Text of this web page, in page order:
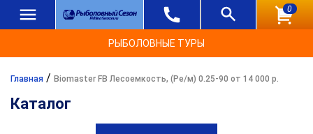
0
РЫБОЛОВНЫЕ ТУРЫ
Главная / Biomaster FB Лесоемкость, (Ре/м) 0.25-90 от 14 000 р.
Каталог